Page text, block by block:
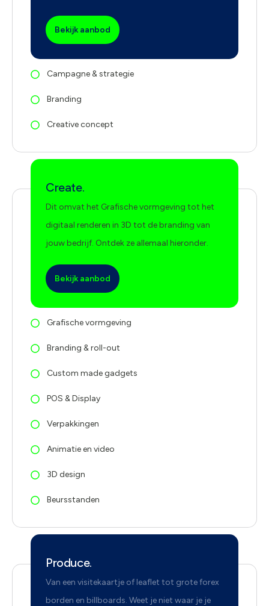
Bekijk aanbod
Campagne & strategie
Branding
Creative concept
Create.
Dit omvat het Grafische vormgeving tot het
digitaal renderen in 3D tot de branding van
jouw bedrijf. Ontdek ze allemaal hieronder.
Bekijk aanbod
Grafische vormgeving
Branding & roll-out
Custom made gadgets
POS & Display
Verpakkingen
Animatie en video
3D design
Beursstanden
Produce.
Van een visitekaartje of leaflet tot grote forex
borden en billboards. Weet je niet waar je je